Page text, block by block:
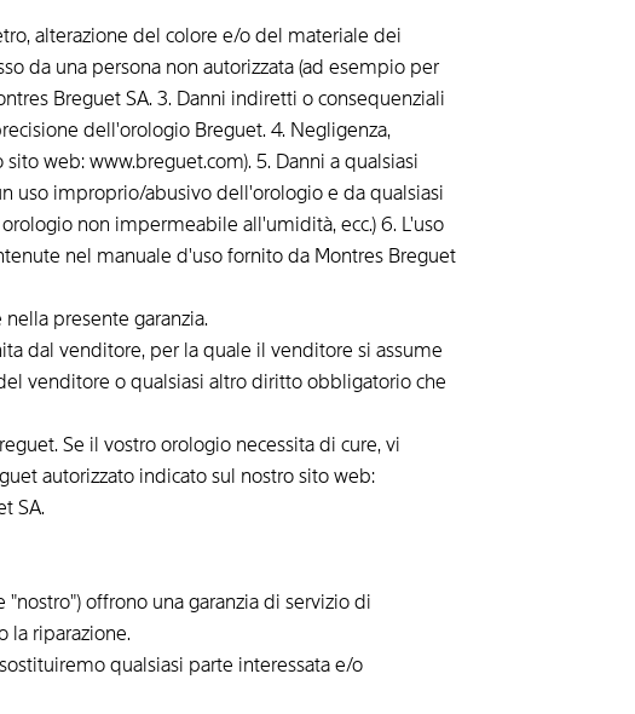
alterazione del colore e/o del materiale dei
da una persona non autorizzata (ad esempio per
Breguet SA. 3. Danni indiretti o consequenziali
dell'orologio Breguet. 4. Negligenza,
web: www.breguet.com). 5. Danni a qualsiasi
uso improprio/abusivo dell'orologio e da qualsiasi
non impermeabile all'umidità, ecc.) 6. L'uso
nel manuale d'uso fornito da Montres Breguet
presente garanzia.
dal venditore, per la quale il venditore si assume
venditore o qualsiasi altro diritto obbligatorio che
Se il vostro orologio necessita di cure, vi
autorizzato indicato sul nostro sito web:
SA.
offrono una garanzia di servizio di
la riparazione.
qualsiasi parte interessata e/o